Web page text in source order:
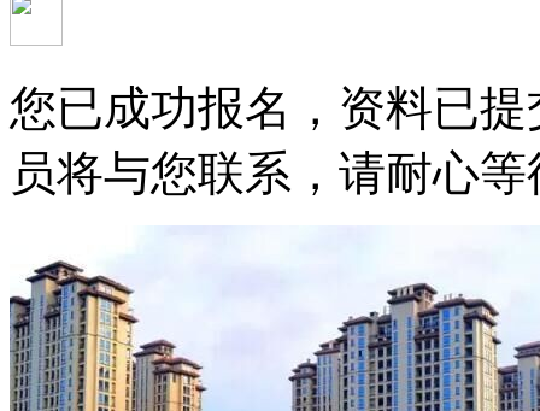
您已成功报名，资料已
员将与您联系，请耐心等